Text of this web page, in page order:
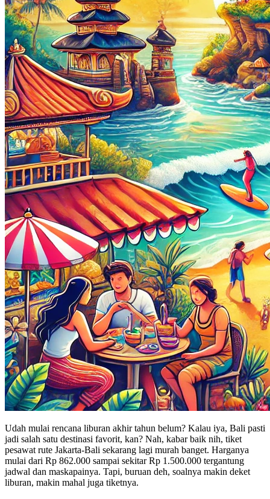
Udah mulai rencana liburan akhir tahun belum? Kalau iya, Bali pasti
jadi salah satu destinasi favorit, kan? Nah, kabar baik nih, tiket
pesawat rute Jakarta-Bali sekarang lagi murah banget. Harganya
mulai dari Rp 862.000 sampai sekitar Rp 1.500.000 tergantung
jadwal dan maskapainya. Tapi, buruan deh, soalnya makin deket
liburan, makin mahal juga tiketnya.